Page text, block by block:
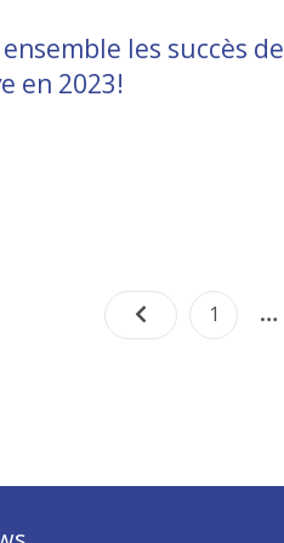
les succès de
en 2023!
Page
1 …